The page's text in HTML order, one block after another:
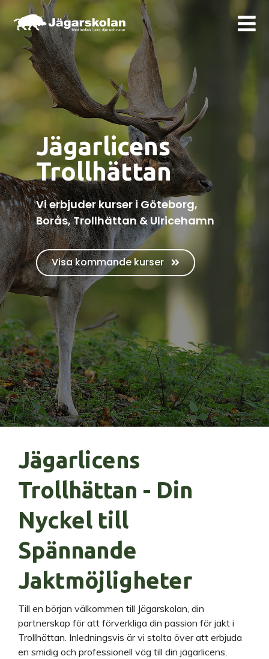
Jägarlicens
Trollhättan
Vi erbjuder kurser i Göteborg,
Borås, Trollhättan & Ulricehamn
Visa kommande kurser
Jägarlicens
Trollhättan - Din
Nyckel till
Spännande
Jaktmöjligheter
Till en början välkommen till Jägarskolan, din
partnerskap för att förverkliga din passion för jakt i
Trollhättan. Inledningsvis är vi stolta över att erbjuda
en smidig och professionell väg till din jägarlicens,